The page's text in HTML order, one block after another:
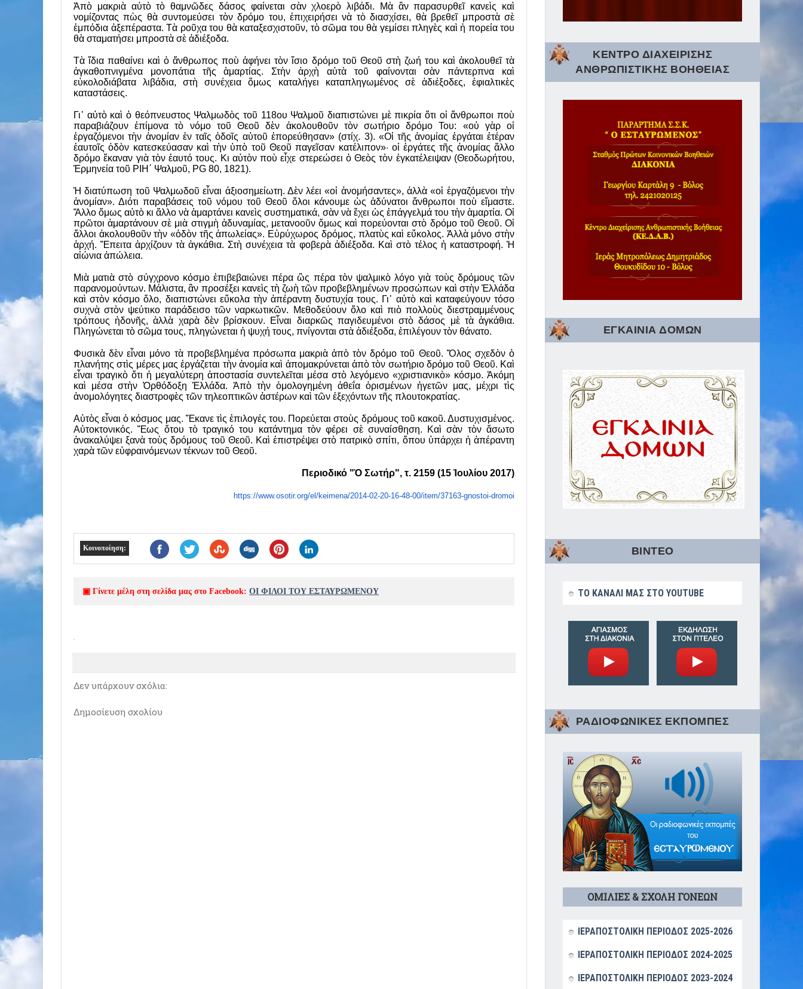
Ἀπὸ μακριὰ αὐτὸ τὸ θαμνῶδες δάσος φαίνεται σὰν χλοερὸ λιβάδι. Μὰ ἂν παρασυρθεῖ κανεὶς καὶ
νομίζοντας πὼς θὰ συντομεύσει τὸν δρόμο του, ἐπιχειρήσει νὰ τὸ διασχίσει, θὰ βρεθεῖ μπροστὰ σὲ
ἐμπόδια ἀξεπέραστα. Τὰ ροῦχα του θὰ καταξεσχιστοῦν, τὸ σῶμα του θὰ γεμίσει πληγὲς καὶ ἡ πορεία του
θὰ σταματήσει μπροστὰ σὲ ἀδιέξοδα.
Τὰ ἴδια παθαίνει καὶ ὁ ἄνθρωπος ποὺ ἀφήνει τὸν ἴσιο δρόμο τοῦ Θεοῦ στὴ ζωή του καὶ ἀκολουθεῖ τὰ
ἀγκαθοπνιγμένα μονοπάτια τῆς ἁμαρτίας. Στὴν ἀρχὴ αὐτὰ τοῦ φαίνονται σὰν πάντερπνα καὶ
εὐκολοδιάβατα λιβάδια, στὴ συνέχεια ὅμως καταλήγει καταπληγωμένος σὲ ἀδιέξοδες, ἐφιαλτικὲς
καταστάσεις.
Γι᾿ αὐτὸ καὶ ὁ θεόπνευστος Ψαλμω­δὸς τοῦ 118ου Ψαλμοῦ διαπιστώνει μὲ πικρία ὅτι οἱ ἄνθρωποι ποὺ
παραβιάζουν ἐπίμονα τὸ νόμο τοῦ Θεοῦ δὲν ἀκολουθοῦν τὸν σωτήριο δρόμο Του: «οὐ γὰρ οἱ
ἐργαζόμενοι τὴν ἀνομίαν ἐν ταῖς ὁδοῖς αὐτοῦ ἐπορεύθησαν» (στίχ. 3). «Οἱ τῆς ἀνομίας ἐργάται ἑτέραν
ἑαυτοῖς ὁδὸν κατεσκεύασαν καὶ τὴν ὑπὸ τοῦ Θεοῦ παγεῖσαν κατέλιπον»· οἱ ἐργάτες τῆς ἀνομίας ἄλλο
δρόμο ἔκαναν γιὰ τὸν ἑαυτό τους. Κι αὐτὸν ποὺ εἶχε στερεώσει ὁ Θεὸς τὸν ἐγκατέλειψαν (Θεοδωρήτου,
Ἑρμηνεία τοῦ ΡΙΗ΄ Ψαλμοῦ, PG 80, 1821).
Ἡ διατύπωση τοῦ Ψαλμωδοῦ εἶναι ἀξιοσημείωτη. Δὲν λέει «οἱ ἀνομήσαν­τες», ἀλλὰ «οἱ ἐργαζόμενοι τὴν
ἀνομίαν». Διότι παραβάσεις τοῦ νόμου τοῦ Θεοῦ ὅλοι κάνουμε ὡς ἀδύνατοι ἄνθρωποι ποὺ εἴμαστε.
Ἄλλο ὅμως αὐτὸ κι ἄλλο νὰ ἁμαρτάνει κανεὶς συστηματικά, σὰν νὰ ἔχει ὡς ἐπάγγελμά του τὴν ἁμαρτία. Οἱ
πρῶτοι ἁμαρτάνουν σὲ μιὰ στιγμὴ ἀδυναμίας, μετανοοῦν ὅμως καὶ πορεύονται στὸ δρόμο τοῦ Θεοῦ. Οἱ
ἄλλοι ἀκολουθοῦν τὴν «ὁδὸν τῆς ἀπωλείας». Εὐρύχωρος δρόμος, πλατὺς καὶ εὔκολος. Ἀλλὰ μόνο στὴν
ἀρχή. Ἔπειτα ἀρχίζουν τὰ ἀγκάθια. Στὴ συνέχεια τὰ φοβερὰ ἀδιέξοδα. Καὶ στὸ τέλος ἡ καταστροφή. Ἡ
αἰώνια ἀπώλεια.
Μιὰ ματιὰ στὸ σύγχρονο κόσμο ἐπιβεβαιώνει πέρα ὣς πέρα τὸν ψαλμικὸ λόγο γιὰ τοὺς δρόμους τῶν
παρανομούντων. Μάλιστα, ἂν προσέξει κανεὶς τὴ ζωὴ τῶν προβεβλημένων προσώπων καὶ στὴν Ἑλλάδα
καὶ στὸν κόσμο ὅλο, διαπιστώνει εὔκολα τὴν ἀπέραντη δυστυχία τους. Γι᾿ αὐτὸ καὶ καταφεύγουν τόσο
συχνὰ στὸν ψεύτικο παράδεισο τῶν ναρκωτικῶν. Μεθοδεύουν ὅλο καὶ πιὸ πολλοὺς διεστραμμένους
τρόπους ἡδονῆς, ἀλλὰ χαρὰ δὲν βρίσκουν. Εἶναι διαρκῶς παγιδευμένοι στὸ δάσος μὲ τὰ ἀγκάθια.
Πληγώνεται τὸ σῶμα τους, πληγώνεται ἡ ψυχή τους, πνίγονται στὰ ἀδιέξοδα, ἐπιλέγουν τὸν θάνατο.
Φυσικὰ δὲν εἶναι μόνο τὰ προβεβλημένα πρόσωπα μακριὰ ἀπὸ τὸν δρόμο τοῦ Θεοῦ. Ὅλος σχεδὸν ὁ
πλανήτης στὶς μέρες μας ἐργάζεται τὴν ἀνομία καὶ ἀπομακρύνεται ἀπὸ τὸν σωτήριο δρόμο τοῦ Θεοῦ. Καὶ
εἶναι τραγικὸ ὅτι ἡ μεγαλύτερη ἀποστασία συντελεῖται ­μέσα στὸ λεγόμενο «χριστιανικὸ» κόσμο. Ἀ­κόμη
καὶ μέσα στὴν Ὀρθόδοξη Ἑλλάδα. Ἀπὸ τὴν ὁμολογημένη ἀθεΐα ὁρισμένων ἡγετῶν μας, μέχρι τὶς
ἀνομολόγητες διαστροφὲς τῶν τηλεοπτικῶν ἀστέρων καὶ τῶν ἐξεχόντων τῆς πλουτοκρατίας.
Αὐτὸς εἶναι ὁ κόσμος μας. Ἔκανε τὶς ἐπιλογές του. Πορεύεται στοὺς δρόμους τοῦ κακοῦ. Δυστυχισμένος.
Αὐτοκτονικός. Ἕως ὅτου τὸ τραγικό του κατάντημα τὸν φέρει σὲ συναίσθηση. Καὶ σὰν τὸν ἄσωτο
ἀνακαλύψει ξανὰ τοὺς δρόμους τοῦ Θεοῦ. Καὶ ἐπιστρέψει στὸ πατρικὸ σπίτι, ὅπου ὑπάρχει ἡ ἀπέραν­τη
χαρὰ τῶν εὐφραινόμενων τέκνων τοῦ Θεοῦ.
Περιοδικό "Ὁ Σωτήρ", τ. 2159 (15 Ἰουλίου 2017)
https://www.osotir.org/el/keimena/2014-02-20-16-48-00/item/37163-gnostoi-dromoi
Κοινοποίηση:
▣ Γίνετε μέλη στη σελίδα μας στο Facebook: ΟΙ ΦΙΛΟΙ ΤΟΥ ΕΣΤΑΥΡΩΜΕΝΟΥ
Δεν υπάρχουν σχόλια:
Δημοσίευση σχολίου
ΚΕΝΤΡΟ ΔΙΑΧΕΙΡΙΣΗΣ
ΑΝΘΡΩΠΙΣΤΙΚΗΣ ΒΟΗΘΕΙΑΣ
ΕΓΚΑΙΝΙΑ ΔΟΜΩΝ
ΒΙΝΤΕΟ
ΤΟ ΚΑΝΑΛΙ ΜΑΣ ΣΤΟ YOUTUBE
ΡΑΔΙΟΦΩΝΙΚΕΣ ΕΚΠΟΜΠΕΣ
ΟΜΙΛΙΕΣ & ΣΧΟΛΗ ΓΟΝΕΩΝ
ΙΕΡΑΠΟΣΤΟΛΙΚΗ ΠΕΡΙΟΔΟΣ 2025-2026
ΙΕΡΑΠΟΣΤΟΛΙΚΗ ΠΕΡΙΟΔΟΣ 2024-2025
ΙΕΡΑΠΟΣΤΟΛΙΚΗ ΠΕΡΙΟΔΟΣ 2023-2024